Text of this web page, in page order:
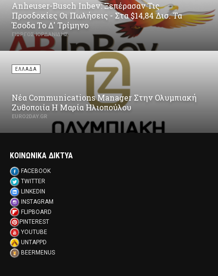
Anheuser-Busch Inbev: Ξεπέρασαν Τις
Προσδοκίες Οι Πωλήσεις - Στα $14,84 Δισ. Τα
Έσοδα Το Δ' Τρίμηνο
ΓΙΏΡΓΟΣ ΙΟΡΔΑΝΊΔΗΣ
ΕΛΛΑΔΑ
Νέα Communications Manager Στην Ολυμπιακή
Ζυθοποιία Η Μαρία Ηλιοπούλου
EURO2DAY.GR
ΚΟΙΝΩΝΙΚΑ ΔΙΚΤΥΑ
FACEBOOK
TWITTER
LINKEDIN
INSTAGRAM
FLIPBOARD
PINTEREST
YOUTUBE
UNTAPPD
BEERMENUS